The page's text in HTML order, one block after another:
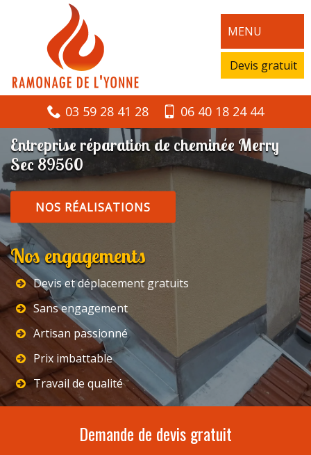
MENU
Devis gratuit
03 59 28 41 28 06 40 18 24 44
Entreprise réparation de cheminée Merry
Sec 89560
NOS RÉALISATIONS
Nos engagements
Devis et déplacement gratuits
Sans engagement
Artisan passionné
Prix imbattable
Travail de qualité
Demande de devis gratuit